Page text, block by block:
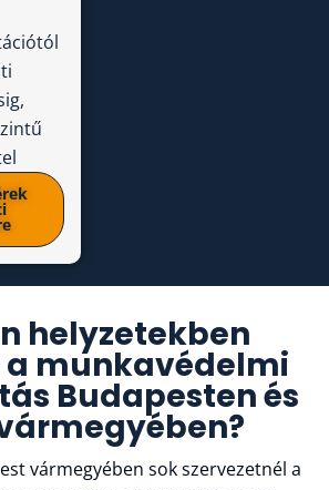
helyzetekben
a munkavédelmi
Budapesten és
vármegyében sok szervezetnél a